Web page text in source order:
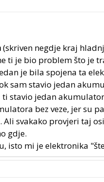
(skriven negdje kraj
ti je bio problem što je
je bila spojena ta
sam stavio jedan
stavio jedan
bez veze, jer su
svakako provjeri taj
gdje.
isto mi je elektronika